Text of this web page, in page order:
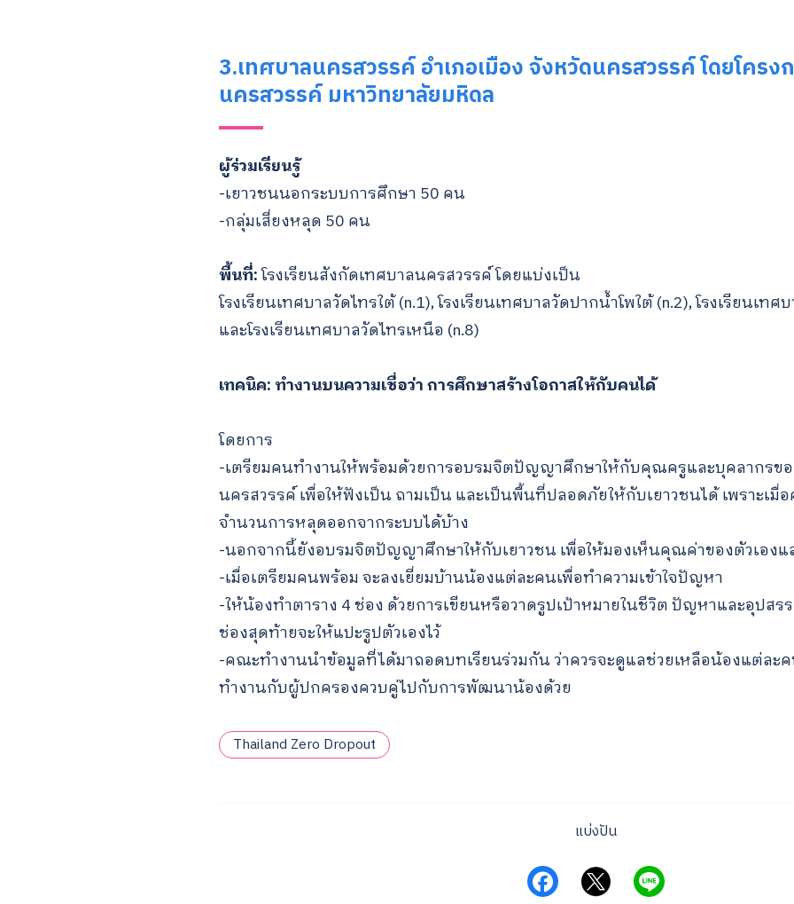
3.เทศบาลนครสวรรค์ อำเภอเมือง จังหวัดนครสวรรค์ โดยโครง
นครสวรรค์ มหาวิทยาลัยมหิดล
ผู้ร่วมเรียนรู้
-เยาวชนนอกระบบการศึกษา 50 คน
-กลุ่มเสี่ยงหลุด 50 คน
พื้นที่:โรงเรียนสังกัดเทศบาลนครสวรรค์ โดยแบ่งเป็น
โรงเรียนเทศบาลวัดไทรใต้ (n.1), โรงเรียนเทศบาลวัดปากน้ำโพใต้ (n.2), โรงเรียนเท
และโรงเรียนเทศบาลวัดไทรเหนือ (n.8)
เทคนิค: ทำงานบนความเชื่อว่า การศึกษาสร้างโอกาสให้กับคนได้
โดยการ
-เตรียมคนทำงานให้พร้อมด้วยการอบรมจิตปัญญาศึกษาให้กับคุณครูและบุคลากรข
นครสวรรค์ เพื่อให้ฟังเป็น ถามเป็น และเป็นพื้นที่ปลอดภัยให้กับเยาวชนได้ เพราะเมื่
จำนวนการหลุดออกจากระบบได้บ้าง
-นอกจากนี้ยังอบรมจิตปัญญาศึกษาให้กับเยาวชน เพื่อให้มองเห็นคุณค่าของตัวเองแ
-เมื่อเตรียมคนพร้อม จะลงเยี่ยมบ้านน้องแต่ละคนเพื่อทำความเข้าใจปัญหา
-ให้น้องทำตาราง 4 ช่อง ด้วยการเขียนหรือวาดรูปเป้าหมายในชีวิต ปัญหาและอุปส
ช่องสุดท้ายจะให้แปะรูปตัวเองไว้
-คณะทำงานนำข้อมูลที่ได้มาถอดบทเรียนร่วมกัน ว่าควรจะดูแลช่วยเหลือน้องแต่ละค
ทำงานกับผู้ปกครองควบคู่ไปกับการพัฒนาน้องด้วย
Thailand Zero Dropout
แบ่งปัน